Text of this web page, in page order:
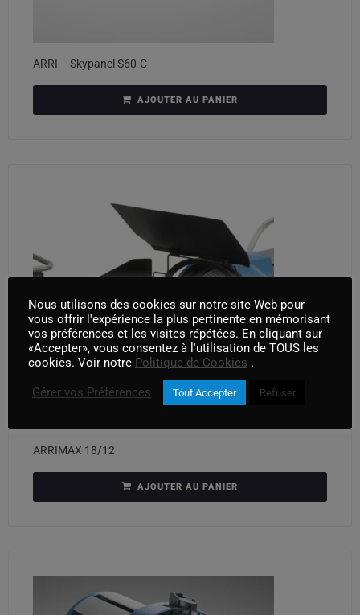
ARRI – Skypanel S60-C
AJOUTER AU PANIER
ARRIMAX 18/12
AJOUTER AU PANIER
Nous utilisons des cookies sur notre site Web pour
vous offrir l'expérience la plus pertinente en mémorisant
vos préférences et les visites répétées. En cliquant sur
«Accepter», vous consentez à l'utilisation de TOUS les
cookies. Voir notre Politique de Cookies .
Gérer vos Préférences Tout Accepter Refuser